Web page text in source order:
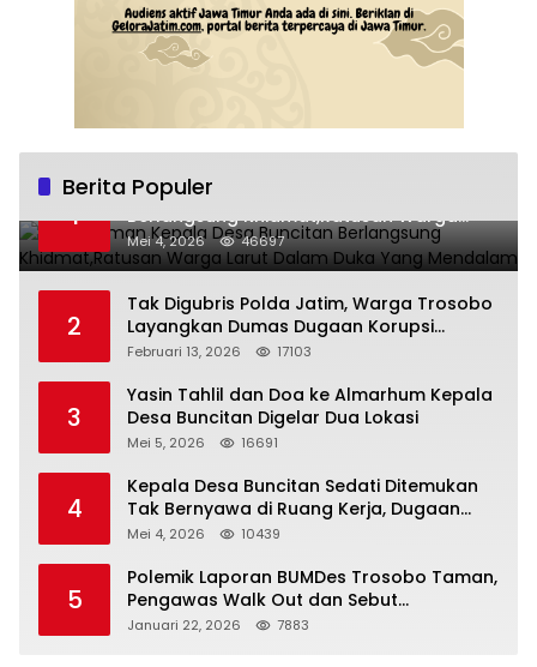
Berita Populer
1
Pemakaman Kepala Desa Buncitan
Berlangsung Khidmat,Ratusan Warga
Larut Dalam Duka Yang Mendalam
Mei 4, 2026 46697
2
Tak Digubris Polda Jatim, Warga Trosobo
Layangkan Dumas Dugaan Korupsi
Oknum DPRD Sidoarjo ke Kapolri
Februari 13, 2026 17103
3
Yasin Tahlil dan Doa ke Almarhum Kepala
Desa Buncitan Digelar Dua Lokasi
Mei 5, 2026 16691
4
Kepala Desa Buncitan Sedati Ditemukan
Tak Bernyawa di Ruang Kerja, Dugaan
Bunuh Diri Menguat
Mei 4, 2026 10439
5
Polemik Laporan BUMDes Trosobo Taman,
Pengawas Walk Out dan Sebut
Kejanggalan
Januari 22, 2026 7883